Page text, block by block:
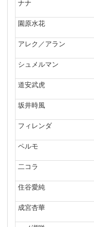
ナナ
園原水花
アレク／アラン
シュメルマン
道安武虎
坂井時風
フィレンダ
ペルモ
二コラ
住谷愛純
成宮杏華